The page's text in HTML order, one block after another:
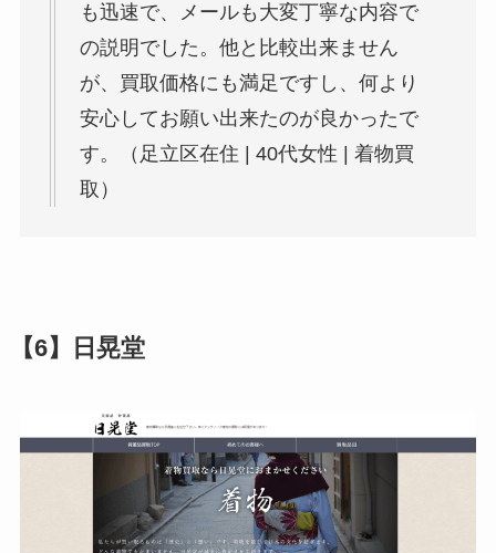
も迅速で、メールも大変丁寧な内容で
の説明でした。他と比較出来ません
が、買取価格にも満足ですし、何より
安心してお願い出来たのが良かったで
す。
（足立区在住 | 40代女性 | 着物買
取）
【6】日晃堂